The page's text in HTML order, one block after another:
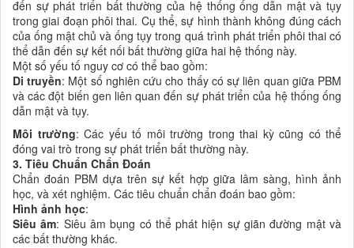
đến sự phát triển bất thường của hệ thống ống dẫn mật và tụy
trong giai đoạn phôi thai. Cụ thể, sự hình thành không đúng cách
của ống mật chủ và ống tụy trong quá trình phát triển phôi thai có
thể dẫn đến sự kết nối bất thường giữa hai hệ thống này.
Một số yếu tố nguy cơ có thể bao gồm:
Di truyền: Một số nghiên cứu cho thấy có sự liên quan giữa PBM
và các đột biến gen liên quan đến sự phát triển của hệ thống ống
dẫn mật và tụy.
Môi trường: Các yếu tố môi trường trong thai kỳ cũng có thể
đóng vai trò trong sự phát triển bất thường này.
3. Tiêu Chuẩn Chẩn Đoán
Chẩn đoán PBM dựa trên sự kết hợp giữa lâm sàng, hình ảnh
học, và xét nghiệm. Các tiêu chuẩn chẩn đoán bao gồm:
Hình ảnh học:
Siêu âm: Siêu âm bụng có thể phát hiện sự giãn đường mật và
các bất thường khác.